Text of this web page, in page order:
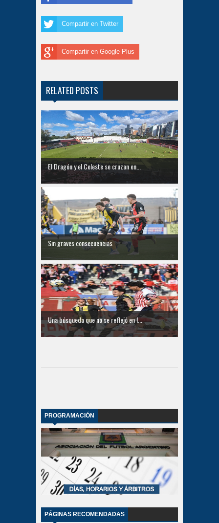
Compartir en Twitter
Compartir en Google Plus
RELATED POSTS
El Dragón y el Celeste se cruzan en...
Sin graves consecuencias
Una búsqueda que no se reflejó en l...
PROGRAMACIÓN
PÁGINAS RECOMENDADAS